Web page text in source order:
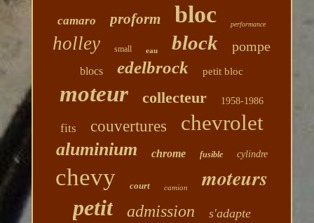
camaro proform bloc performance
holley small eau block pompe
blocs edelbrock petit bloc
moteur collecteur 1958-1986
fits couvertures chevrolet
aluminium chrome fusible cylindre
chevy court camion moteurs
petit admission s'adapte